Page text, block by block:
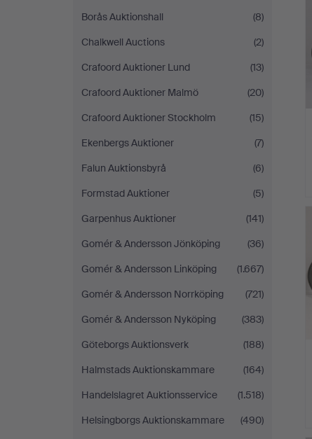
Borås Auktionshall
(8)
Chalkwell Auctions
(2)
Crafoord Auktioner Lund
(13)
Crafoord Auktioner Malmö
(20)
Crafoord Auktioner Stockholm
(15)
Ekenbergs Auktioner
(7)
Falun Auktionsbyrå
(6)
Formstad Auktioner
(5)
Garpenhus Auktioner
(141)
Gomér & Andersson Jönköping
(36)
Gomér & Andersson Linköping
(1.667)
Gomér & Andersson Norrköping
(721)
Gomér & Andersson Nyköping
(383)
Göteborgs Auktionsverk
(188)
Halmstads Auktionskammare
(164)
Handelslagret Auktionsservice
(1.518)
Helsingborgs Auktionskammare
(490)